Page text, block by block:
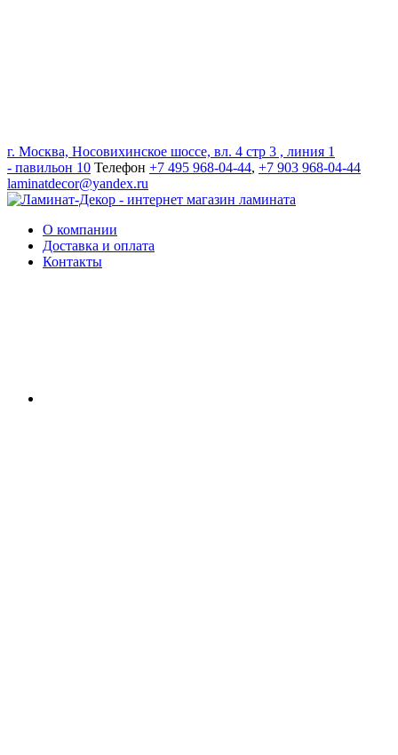
г. Москва, Носовихинское шоссе, вл. 4 стр 3 , линия 1
- павильон 10 Телефон +7 495 968-04-44, +7 903 968-04-44
laminatdecor@yandex.ru
О компании
Доставка и оплата
Контакты